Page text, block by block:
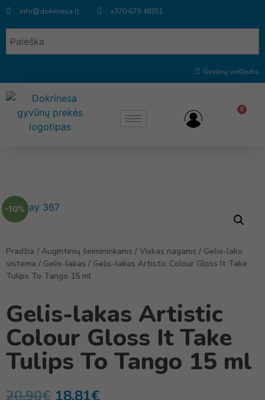
info@dokrinesa.lt +370 679 48351
Gyvūnų viešbutis
0
-10%
Pradžia / Augintinių šeimininkams / Viskas nagams / Gelio-lako
sistema / Gelis-lakas / Gelis-lakas Artistic Colour Gloss It Take
Tulips To Tango 15 ml
Gelis-lakas Artistic
Colour Gloss It Take
Tulips To Tango 15 ml
20,90€ 18,81€